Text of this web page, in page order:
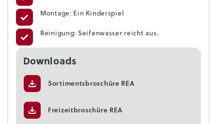
Montage: Ein Kinderspiel
Reinigung: Seifenwasser reicht aus.
Downloads
Sortimentsbroschüre REA
Freizeitbroschüre REA